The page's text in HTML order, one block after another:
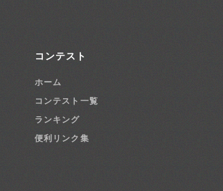
コンテスト
ホーム
コンテスト一覧
ランキング
便利リンク集